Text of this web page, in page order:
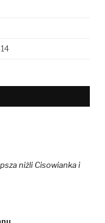
niżli Cisowianka i